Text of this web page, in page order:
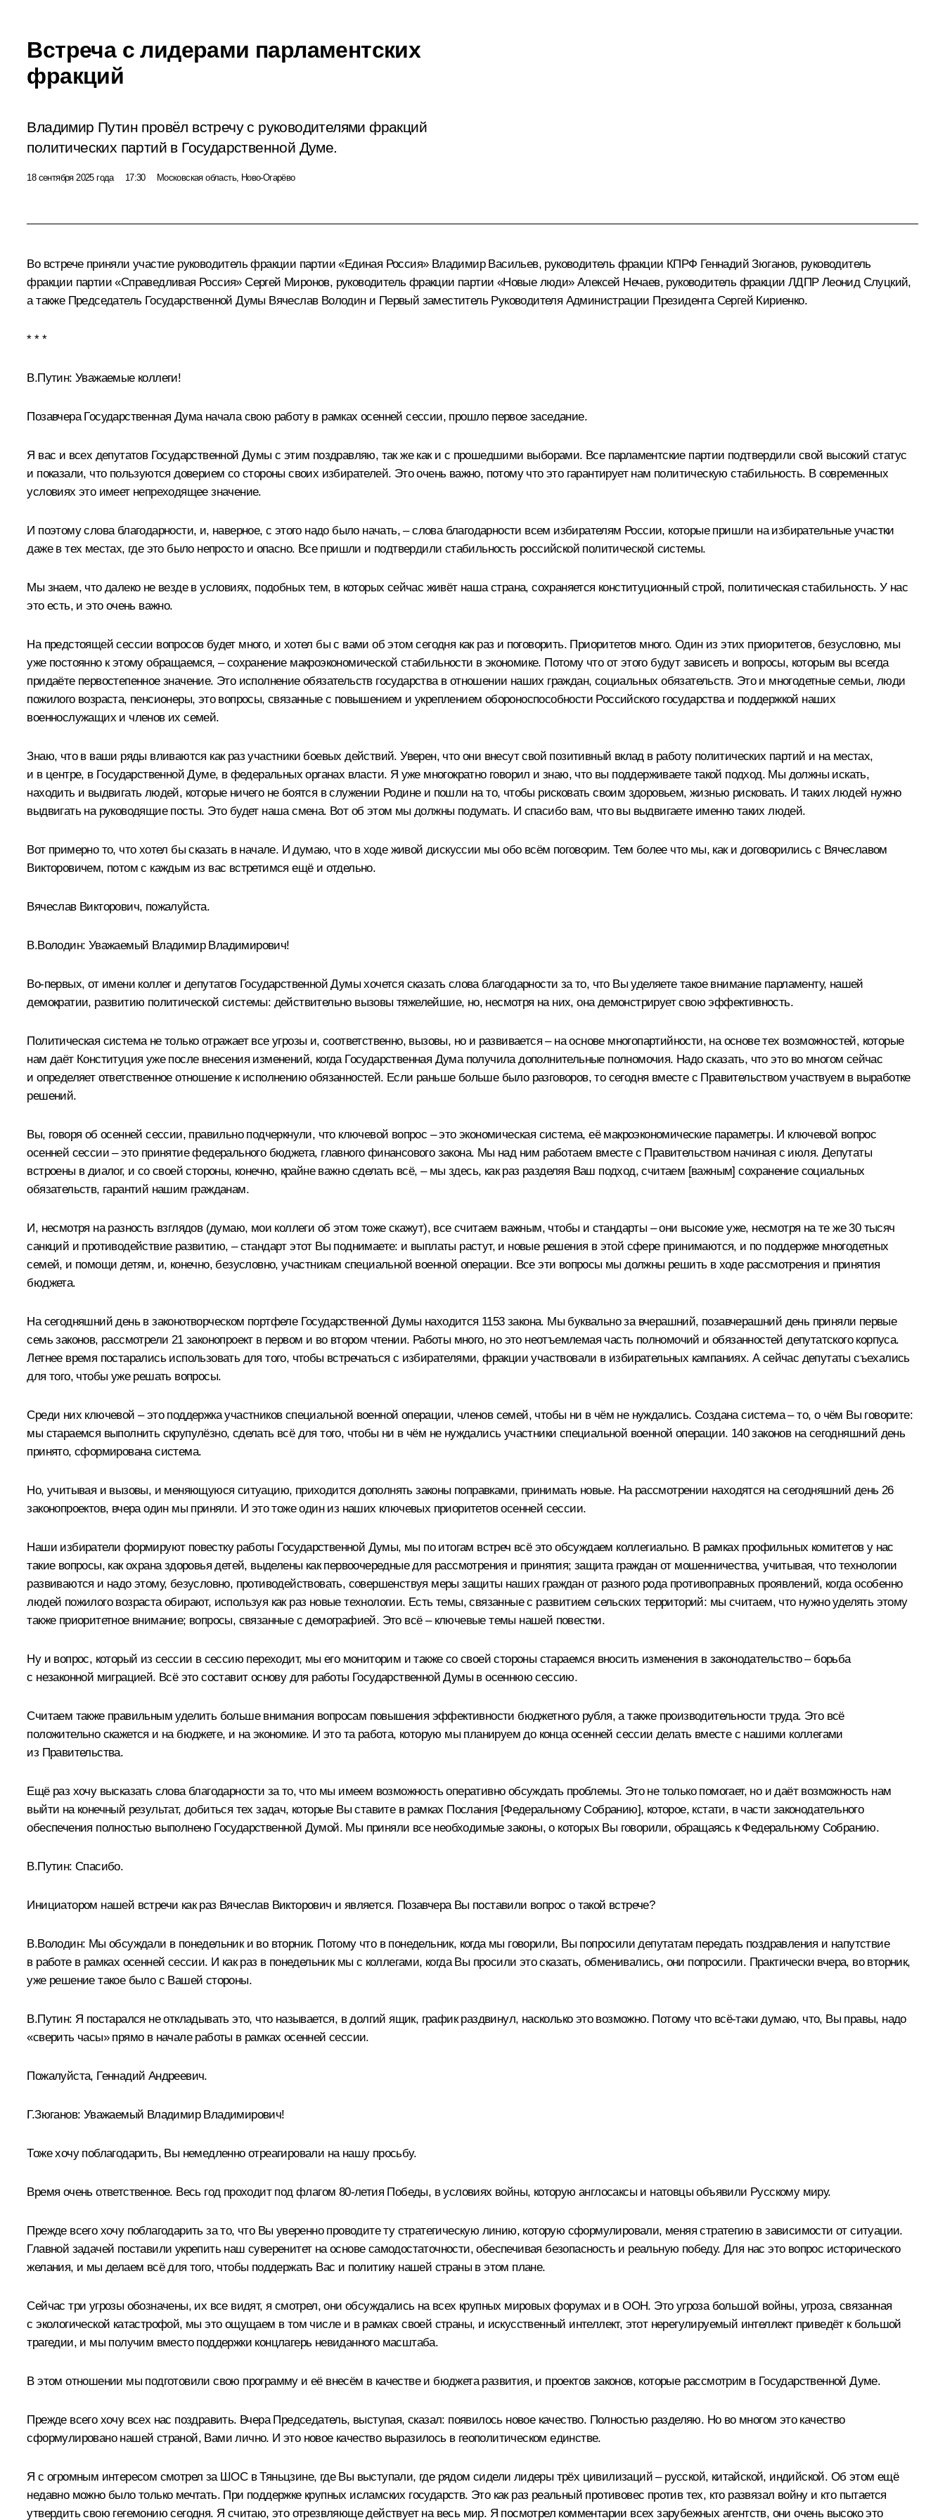
Встреча с лидерами парламентских
фракций
Владимир Путин провёл встречу с руководителями фракций
политических партий в Государственной Думе.
18 сентября 2025 года 17:30 Московская область, Ново-Огарёво
Во встрече приняли участие руководитель фракции партии «Единая Россия» Владимир Васильев, руководитель фракции КПРФ Геннадий Зюганов, руководитель
фракции партии «Справедливая Россия»Сергей Миронов, руководитель фракции партии «Новые люди»Алексей Нечаев, руководитель фракции ЛДПР Леонид Слуцкий,
а также Председатель Государственной Думы Вячеслав Володини Первый заместитель Руководителя Администрации Президента Сергей Кириенко.
* * *
В.Путин: Уважаемые коллеги!
Позавчера Государственная Дума начала свою работу в рамках осенней сессии, прошло первое заседание.
Я вас и всех депутатов Государственной Думы с этим поздравляю, так же как и с прошедшими выборами. Все парламентские партии подтвердили свой высокий статус
и показали, что пользуются доверием со стороны своих избирателей. Это очень важно, потому что это гарантирует нам политическую стабильность. В современных
условиях это имеет непреходящее значение.
И поэтому слова благодарности, и, наверное, с этого надо было начать, – слова благодарности всем избирателям России, которые пришли на избирательные участки
даже в тех местах, где это было непросто и опасно. Все пришли и подтвердили стабильность российской политической системы.
Мы знаем, что далеко не везде в условиях, подобных тем, в которых сейчас живёт наша страна, сохраняется конституционный строй, политическая стабильность. У нас
это есть, и это очень важно.
На предстоящей сессии вопросов будет много, и хотел бы с вами об этом сегодня как раз и поговорить. Приоритетов много. Один из этих приоритетов, безусловно, мы
уже постоянно к этому обращаемся, – сохранение макроэкономической стабильности в экономике. Потому что от этого будут зависеть и вопросы, которым вы всегда
придаёте первостепенное значение. Это исполнение обязательств государства в отношении наших граждан, социальных обязательств. Это и многодетные семьи, люди
пожилого возраста, пенсионеры, это вопросы, связанные с повышением и укреплением обороноспособности Российского государства и поддержкой наших
военнослужащих и членов их семей.
Знаю, что в ваши ряды вливаются как раз участники боевых действий. Уверен, что они внесут свой позитивный вклад в работу политических партий и на местах,
и в центре, в Государственной Думе, в федеральных органах власти. Я уже многократно говорил и знаю, что вы поддерживаете такой подход. Мы должны искать,
находить и выдвигать людей, которые ничего не боятся в служении Родине и пошли на то, чтобы рисковать своим здоровьем, жизнью рисковать. И таких людей нужно
выдвигать на руководящие посты. Это будет наша смена. Вот об этом мы должны подумать. И спасибо вам, что вы выдвигаете именно таких людей.
Вот примерно то, что хотел бы сказать в начале. И думаю, что в ходе живой дискуссии мы обо всём поговорим. Тем более что мы, как и договорились с Вячеславом
Викторовичем, потом с каждым из вас встретимся ещё и отдельно.
Вячеслав Викторович, пожалуйста.
В.Володин: Уважаемый Владимир Владимирович!
Во-первых, от имени коллег и депутатов Государственной Думы хочется сказать слова благодарности за то, что Вы уделяете такое внимание парламенту, нашей
демократии, развитию политической системы: действительно вызовы тяжелейшие, но, несмотря на них, она демонстрирует свою эффективность.
Политическая система не только отражает все угрозы и, соответственно, вызовы, но и развивается – на основе многопартийности, на основе тех возможностей, которые
нам даёт Конституция уже после внесения изменений, когда Государственная Дума получила дополнительные полномочия. Надо сказать, что это во многом сейчас
и определяет ответственное отношение к исполнению обязанностей. Если раньше больше было разговоров, то сегодня вместе с Правительством участвуем в выработке
решений.
Вы, говоря об осенней сессии, правильно подчеркнули, что ключевой вопрос – это экономическая система, её макроэкономические параметры. И ключевой вопрос
осенней сессии – это принятие федерального бюджета, главного финансового закона. Мы над ним работаем вместе с Правительством начиная с июля. Депутаты
встроены в диалог, и со своей стороны, конечно, крайне важно сделать всё, – мы здесь, как раз разделяя Ваш подход, считаем [важным] сохранение социальных
обязательств, гарантий нашим гражданам.
И, несмотря на разность взглядов (думаю, мои коллеги об этом тоже скажут), все считаем важным, чтобы и стандарты – они высокие уже, несмотря на те же 30 тысяч
санкций и противодействие развитию, – стандарт этот Вы поднимаете: и выплаты растут, и новые решения в этой сфере принимаются, и по поддержке многодетных
семей, и помощи детям, и, конечно, безусловно, участникам специальной военной операции. Все эти вопросы мы должны решить в ходе рассмотрения и принятия
бюджета.
На сегодняшний день в законотворческом портфеле Государственной Думы находится 1153 закона. Мы буквально за вчерашний, позавчерашний день приняли первые
семь законов, рассмотрели 21 законопроект в первом и во втором чтении. Работы много, но это неотъемлемая часть полномочий и обязанностей депутатского корпуса.
Летнее время постарались использовать для того, чтобы встречаться с избирателями, фракции участвовали в избирательных кампаниях. А сейчас депутаты съехались
для того, чтобы уже решать вопросы.
Среди них ключевой – это поддержка участников специальной военной операции, членов семей, чтобы ни в чём не нуждались. Создана система – то, о чём Вы говорите:
мы стараемся выполнить скрупулёзно, сделать всё для того, чтобы ни в чём не нуждались участники специальной военной операции. 140 законов на сегодняшний день
принято, сформирована система.
Но, учитывая и вызовы, и меняющуюся ситуацию, приходится дополнять законы поправками, принимать новые. На рассмотрении находятся на сегодняшний день 26
законопроектов, вчера один мы приняли. И это тоже один из наших ключевых приоритетов осенней сессии.
Наши избиратели формируют повестку работы Государственной Думы, мы по итогам встреч всё это обсуждаем коллегиально. В рамках профильных комитетов у нас
такие вопросы, как охрана здоровья детей, выделены как первоочередные для рассмотрения и принятия; защита граждан от мошенничества, учитывая, что технологии
развиваются и надо этому, безусловно, противодействовать, совершенствуя меры защиты наших граждан от разного рода противоправных проявлений, когда особенно
людей пожилого возраста обирают, используя как раз новые технологии. Есть темы, связанные с развитием сельских территорий: мы считаем, что нужно уделять этому
также приоритетное внимание; вопросы, связанные с демографией. Это всё – ключевые темы нашей повестки.
Ну и вопрос, который из сессии в сессию переходит, мы его мониторим и также со своей стороны стараемся вносить изменения в законодательство – борьба
с незаконной миграцией. Всё это составит основу для работы Государственной Думы в осеннюю сессию.
Считаем также правильным уделить больше внимания вопросам повышения эффективности бюджетного рубля, а также производительности труда. Это всё
положительно скажется и на бюджете, и на экономике. И это та работа, которую мы планируем до конца осенней сессии делать вместе с нашими коллегами
из Правительства.
Ещё раз хочу высказать слова благодарности за то, что мы имеем возможность оперативно обсуждать проблемы. Это не только помогает, но и даёт возможность нам
выйти на конечный результат, добиться тех задач, которые Вы ставите в рамках Послания [Федеральному Собранию], которое, кстати, в части законодательного
обеспечения полностью выполнено Государственной Думой. Мы приняли все необходимые законы, о которых Вы говорили, обращаясь к Федеральному Собранию.
В.Путин: Спасибо.
Инициатором нашей встречи как раз Вячеслав Викторович и является. Позавчера Вы поставили вопрос о такой встрече?
В.Володин: Мы обсуждали в понедельник и во вторник. Потому что в понедельник, когда мы говорили, Вы попросили депутатам передать поздравления и напутствие
в работе в рамках осенней сессии. И как раз в понедельник мы с коллегами, когда Вы просили это сказать, обменивались, они попросили. Практически вчера, во вторник,
уже решение такое было с Вашей стороны.
В.Путин: Я постарался не откладывать это, что называется, в долгий ящик, график раздвинул, насколько это возможно. Потому что всё-таки думаю, что, Вы правы, надо
«сверить часы» прямо в начале работы в рамках осенней сессии.
Пожалуйста, Геннадий Андреевич.
Г.Зюганов: Уважаемый Владимир Владимирович!
Тоже хочу поблагодарить, Вы немедленно отреагировали на нашу просьбу.
Время очень ответственное. Весь год проходит под флагом 80-летия Победы, в условиях войны, которую англосаксы и натовцы объявили Русскому миру.
Прежде всего хочу поблагодарить за то, что Вы уверенно проводите ту стратегическую линию, которую сформулировали, меняя стратегию в зависимости от ситуации.
Главной задачей поставили укрепить наш суверенитет на основе самодостаточности, обеспечивая безопасность и реальную победу. Для нас это вопрос исторического
желания, и мы делаем всё для того, чтобы поддержать Вас и политику нашей страны в этом плане.
Сейчас три угрозы обозначены, их все видят, я смотрел, они обсуждались на всех крупных мировых форумах и в ООН. Это угроза большой войны, угроза, связанная
с экологической катастрофой, мы это ощущаем в том числе и в рамках своей страны, и искусственный интеллект, этот нерегулируемый интеллект приведёт к большой
трагедии, и мы получим вместо поддержки концлагерь невиданного масштаба.
В этом отношении мы подготовили свою программу и её внесём в качестве и бюджета развития, и проектов законов, которые рассмотрим в Государственной Думе.
Прежде всего хочу всех нас поздравить. Вчера Председатель, выступая, сказал: появилось новое качество. Полностью разделяю. Но во многом это качество
сформулировано нашей страной, Вами лично. И это новое качество выразилось в геополитическом единстве.
Я с огромным интересом смотрел за ШОС в Тяньцзине, где Вы выступали, где рядом сидели лидеры трёх цивилизаций – русской, китайской, индийской. Об этом ещё
недавно можно было только мечтать. При поддержке крупных исламских государств. Это как раз реальный противовес против тех, кто развязал войну и кто пытается
утвердить свою гегемонию сегодня. Я считаю, это отрезвляюще действует на весь мир. Я посмотрел комментарии всех зарубежных агентств, они очень высоко это